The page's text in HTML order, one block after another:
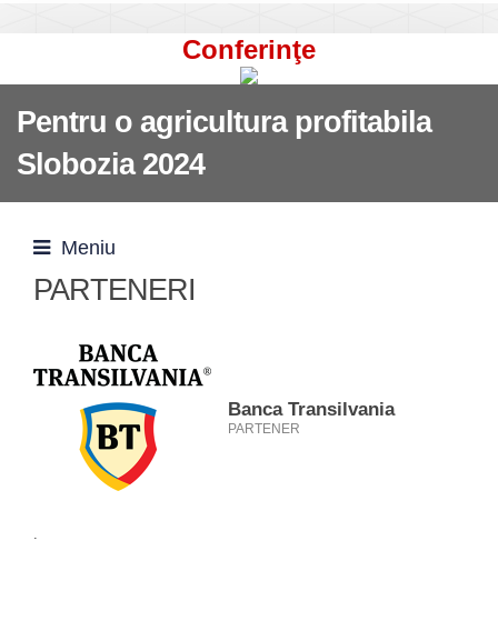
Conferinţe
Pentru o agricultura profitabila
Slobozia 2024
Meniu
PARTENERI
Banca Transilvania
PARTENER
.